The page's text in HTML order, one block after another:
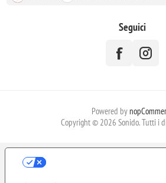
Seguici
Powered by
Copyright © 2026 Sonido. Tutti i
LE TUE PREFERENZE